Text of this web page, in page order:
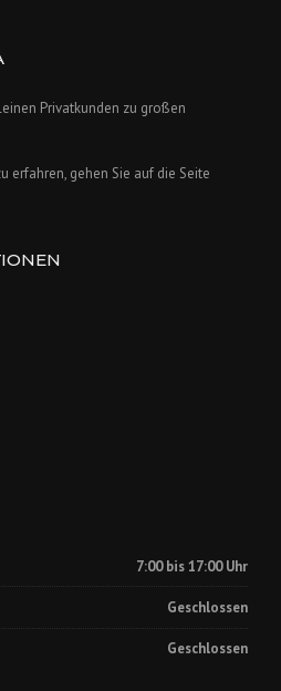
Privatkunden zu großen
erfahren, gehen Sie auf die Seite
7:00 bis 17:00 Uhr
Geschlossen
Geschlossen